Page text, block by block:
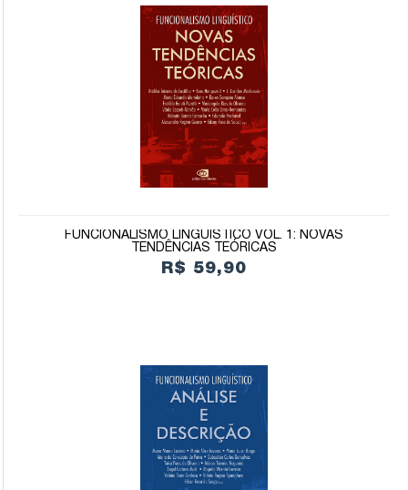
FUNCIONALISMO LINGUÍSTICO VOL. 1: NOVAS
TENDÊNCIAS TEÓRICAS
R$ 59,90